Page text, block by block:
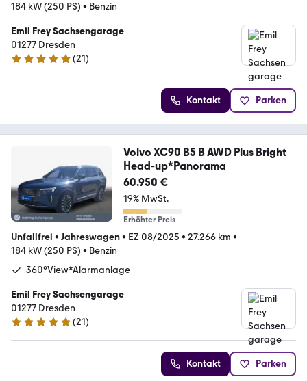
184 kW (250 PS) • Benzin
Emil Frey Sachsengarage
01277 Dresden
5 Sterne
(21)
Kontakt Parken
Volvo XC90 B5 B AWD Plus Bright
Head-up*Panorama
60.950 €
19% MwSt.
Erhöhter Preis
Unfallfrei • Jahreswagen• EZ 08/2025 • 27.266 km •
184 kW (250 PS) • Benzin
360°View*Alarmanlage
Emil Frey Sachsengarage
01277 Dresden
5 Sterne
(21)
Kontakt Parken